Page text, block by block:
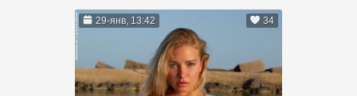
29-янв, 13:42 34